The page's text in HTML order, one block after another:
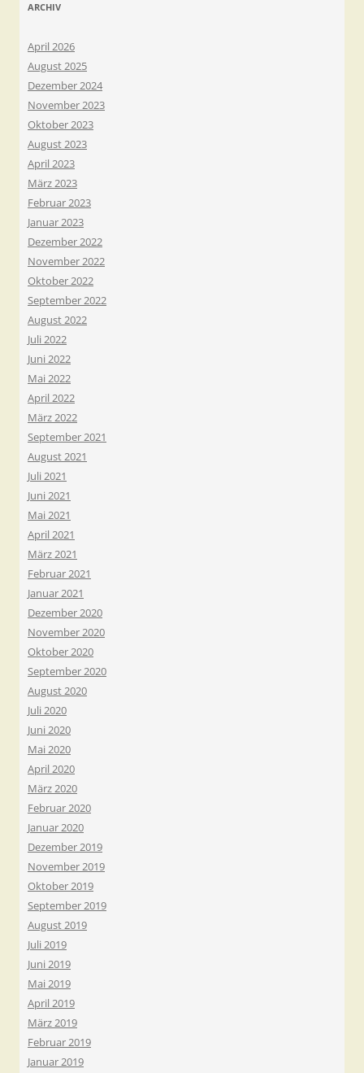
ARCHIV
April 2026
August 2025
Dezember 2024
November 2023
Oktober 2023
August 2023
April 2023
März 2023
Februar 2023
Januar 2023
Dezember 2022
November 2022
Oktober 2022
September 2022
August 2022
Juli 2022
Juni 2022
Mai 2022
April 2022
März 2022
September 2021
August 2021
Juli 2021
Juni 2021
Mai 2021
April 2021
März 2021
Februar 2021
Januar 2021
Dezember 2020
November 2020
Oktober 2020
September 2020
August 2020
Juli 2020
Juni 2020
Mai 2020
April 2020
März 2020
Februar 2020
Januar 2020
Dezember 2019
November 2019
Oktober 2019
September 2019
August 2019
Juli 2019
Juni 2019
Mai 2019
April 2019
März 2019
Februar 2019
Januar 2019